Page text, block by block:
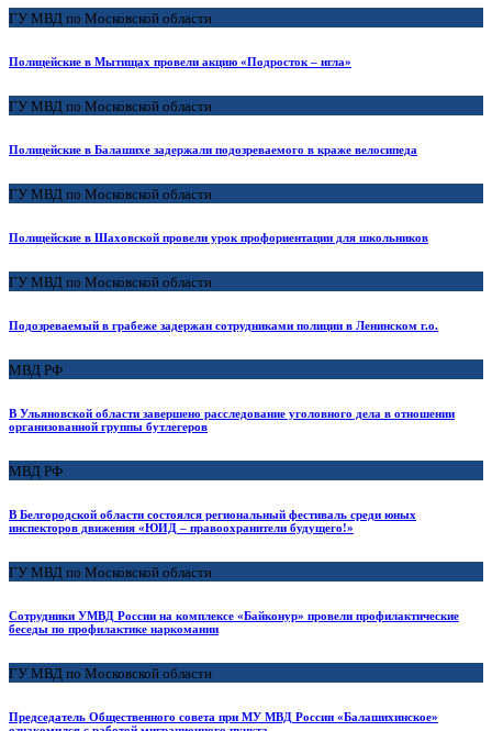
ГУ МВД по Московской области
Полицейские в Мытищах провели акцию «Подросток – игла»
ГУ МВД по Московской области
Полицейские в Балашихе задержали подозреваемого в краже велосипеда
ГУ МВД по Московской области
Полицейские в Шаховской провели урок профориентации для школьников
ГУ МВД по Московской области
Подозреваемый в грабеже задержан сотрудниками полиции в Ленинском г.о.
МВД РФ
В Ульяновской области завершено расследование уголовного дела в отношении
организованной группы бутлегеров
МВД РФ
В Белгородской области состоялся региональный фестиваль среди юных
инспекторов движения «ЮИД – правоохранители будущего!»
ГУ МВД по Московской области
Сотрудники УМВД России на комплексе «Байконур» провели профилактические
беседы по профилактике наркомании
ГУ МВД по Московской области
Председатель Общественного совета при МУ МВД России «Балашихинское»